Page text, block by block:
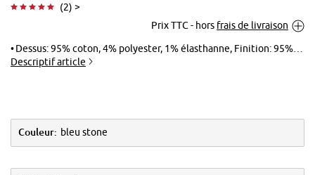
Tapoter pour
agrandir
(2) >
Prix TTC - hors frais de livraison
Dessus: 95% coton, 4% polyester, 1% élasthanne, Finition: 95% coton, 5% élasthanne
Descriptif article
Couleur: bleu stone